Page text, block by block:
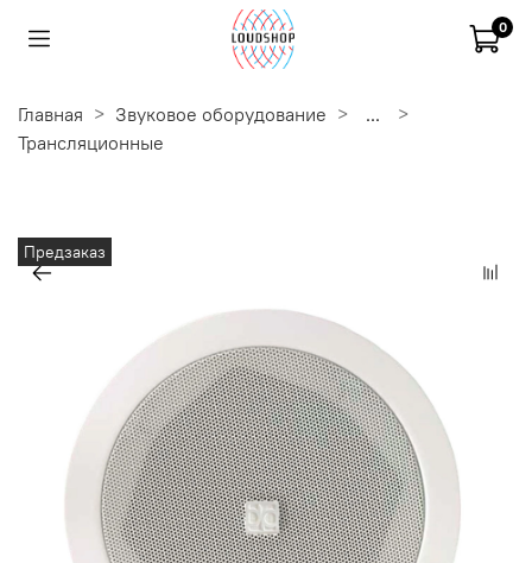
0
Главная Звуковое оборудование
...
Трансляционные
Предзаказ